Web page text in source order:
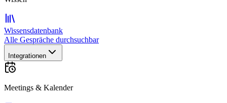
Wissensdatenbank
Alle Gespräche durchsuchbar
Integrationen
Meetings & Kalender